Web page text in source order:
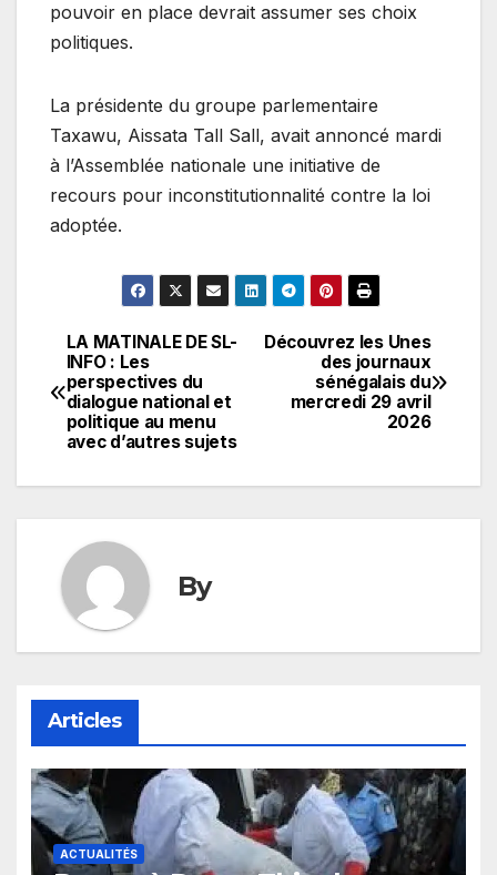
pouvoir en place devrait assumer ses choix
politiques.
La présidente du groupe parlementaire
Taxawu, Aissata Tall Sall, avait annoncé mardi
à l’Assemblée nationale une initiative de
recours pour inconstitutionnalité contre la loi
adoptée.
Navigation
de
l’article
Découvrez les Unes
des journaux
sénégalais du
mercredi 29 avril
2026
LA MATINALE DE SL-
INFO : Les
perspectives du
dialogue national et
politique au menu
avec d’autres sujets
By
Articles
ACTUALITÉS